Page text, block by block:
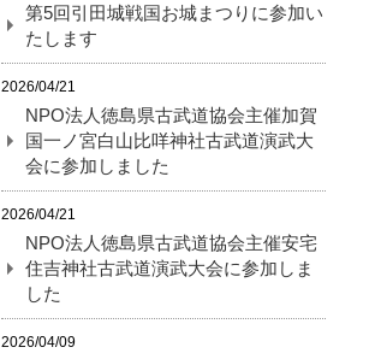
第5回引田城戦国お城まつりに参加い
たします
2026/04/21
NPO法人徳島県古武道協会主催加賀
国一ノ宮白山比咩神社古武道演武大
会に参加しました
2026/04/21
NPO法人徳島県古武道協会主催安宅
住吉神社古武道演武大会に参加しま
した
2026/04/09